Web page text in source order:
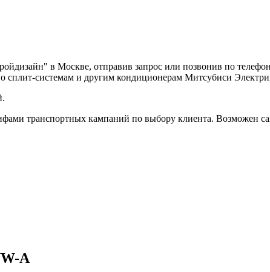
в Москве, отправив запрос или позвонив по
сплит-системам и другим кондиционерам Митсубиси
транспортных кампаний по выбору клиента. Возможен
A